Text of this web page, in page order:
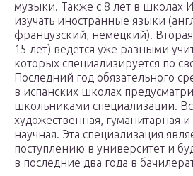
музыки. Также с 8 лет в школах
изучать иностранные языки
французский, немецкий). Вторая
15 лет) ведется уже разными
которых специализируется по
Последний год обязательного
в испанских школах
школьниками специализации.
художественная, гуманитарная и
научная. Эта специализация
поступлению в университет и
в последние два года в